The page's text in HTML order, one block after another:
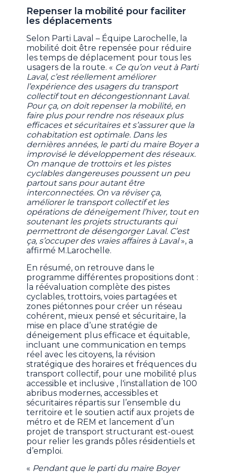
Repenser la mobilité pour faciliter
les déplacements
Selon Parti Laval – Équipe Larochelle, la
mobilité doit être repensée pour réduire
les temps de déplacement pour tous les
usagers de la route. « Ce qu’on veut à Parti
Laval, c’est réellement améliorer
l’expérience des usagers du transport
collectif tout en décongestionnant Laval.
Pour ça, on doit repenser la mobilité, en
faire plus pour rendre nos réseaux plus
efficaces et sécuritaires et s’assurer que la
cohabitation est optimale. Dans les
dernières années, le parti du maire Boyer a
improvisé le développement des réseaux.
On manque de trottoirs et les pistes
cyclables dangereuses poussent un peu
partout sans pour autant être
interconnectées. On va réviser ça,
améliorer le transport collectif et les
opérations de déneigement l’hiver, tout en
soutenant les projets structurants qui
permettront de désengorger Laval. C’est
ça, s’occuper des vraies affaires à Laval», a
affirmé M.Larochelle.
En résumé, on retrouve dans le
programme différentes propositions dont :
la réévaluation complète des pistes
cyclables, trottoirs, voies partagées et
zones piétonnes pour créer un réseau
cohérent, mieux pensé et sécuritaire, la
mise en place d’une stratégie de
déneigement plus efficace et équitable,
incluant une communication en temps
réel avec les citoyens, la révision
stratégique des horaires et fréquences du
transport collectif, pour une mobilité plus
accessible et inclusive , l'installation de 100
abribus modernes, accessibles et
sécuritaires répartis sur l’ensemble du
territoire et le soutien actif aux projets de
métro et de REM et lancement d’un
projet de transport structurant est-ouest
pour relier les grands pôles résidentiels et
d’emploi.
« Pendant que le parti du maire Boyer